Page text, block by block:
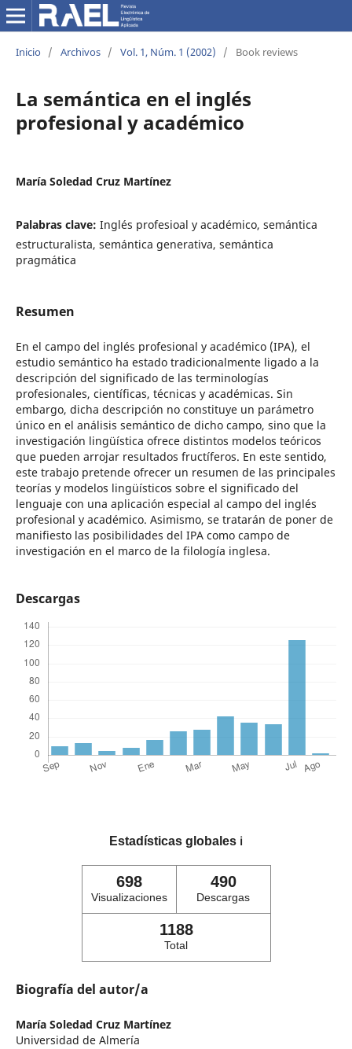
Inicio / Archivos / Vol. 1, Núm. 1 (2002) / Book reviews
La semántica en el inglés
profesional y académico
María Soledad Cruz Martínez
Palabras clave: Inglés profesioal y académico, semántica
estructuralista, semántica generativa, semántica
pragmática
Resumen
En el campo del inglés profesional y académico (IPA), el
estudio semántico ha estado tradicionalmente ligado a la
descripción del significado de las terminologías
profesionales, científicas, técnicas y académicas. Sin
embargo, dicha descripción no constituye un parámetro
único en el análisis semántico de dicho campo, sino que la
investigación lingüística ofrece distintos modelos teóricos
que pueden arrojar resultados fructíferos. En este sentido,
este trabajo pretende ofrecer un resumen de las principales
teorías y modelos lingüísticos sobre el significado del
lenguaje con una aplicación especial al campo del inglés
profesional y académico. Asimismo, se tratarán de poner de
manifiesto las posibilidades del IPA como campo de
investigación en el marco de la filología inglesa.
Descargas
Estadísticas globales ℹ️
698
Visualizaciones
490
Descargas
1188
Total
Biografía del autor/a
María Soledad Cruz Martínez
Universidad de Almería